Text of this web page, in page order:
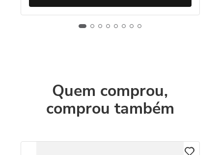
Quem comprou,
comprou também